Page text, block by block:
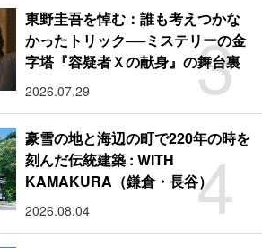
3
東野圭吾を悼む：誰も考えつかな
かったトリック──ミステリーの金
字塔『容疑者Ｘの献身』の舞台裏
2026.07.29
4
豪雪の地と海辺の町で220年の時を
刻んだ伝統建築 : WITH
KAMAKURA（鎌倉・長谷）
2026.08.04